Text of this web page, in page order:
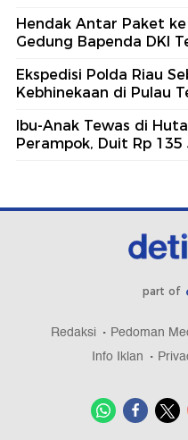
Hendak Antar Paket
Gedung Bapenda DKI
Ekspedisi Polda Riau
Kebhinekaan di Pulau
Ibu-Anak Tewas di
Perampok, Duit Rp 135
part of
Redaksi Pedoman
Info Iklan